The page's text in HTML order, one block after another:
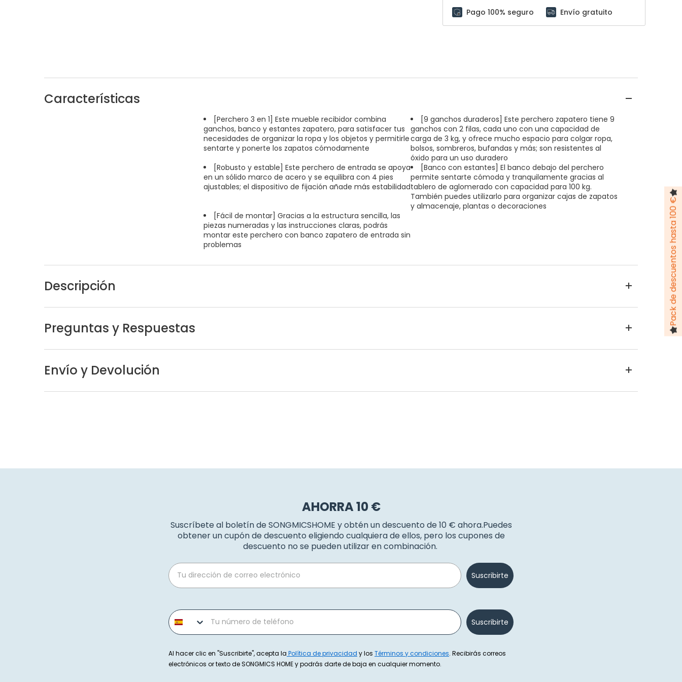
Pago 100% seguro
Envío gratuito
Características
[Perchero 3 en 1] Este mueble recibidor combina
ganchos, banco y estantes zapatero, para satisfacer tus
necesidades de organizar la ropa y los objetos y permitirle
sentarte y ponerte los zapatos cómodamente
[9 ganchos duraderos] Este perchero zapatero tiene 9
ganchos con 2 filas, cada uno con una capacidad de
carga de 3 kg, y ofrece mucho espacio para colgar ropa,
bolsos, sombreros, bufandas y más; son resistentes al
óxido para un uso duradero
[Robusto y estable] Este perchero de entrada se apoya
en un sólido marco de acero y se equilibra con 4 pies
ajustables; el dispositivo de fijación añade más estabilidad
[Banco con estantes] El banco debajo del perchero
permite sentarte cómoda y tranquilamente gracias al
tablero de aglomerado con capacidad para 100 kg.
También puedes utilizarlo para organizar cajas de zapatos
y almacenaje, plantas o decoraciones
[Fácil de montar] Gracias a la estructura sencilla, las
piezas numeradas y las instrucciones claras, podrás
montar este perchero con banco zapatero de entrada sin
problemas
Descripción
Preguntas y Respuestas
Envío y Devolución
AHORRA 10 €
Suscríbete al boletín de SONGMICSHOME y obtén un descuento de 10 € ahora.Puedes
obtener un cupón de descuento eligiendo cualquiera de ellos, pero los cupones de
descuento no se pueden utilizar en combinación.
Email
Suscribirte
Phone number
Suscribirte
Al hacer clic en "Suscribirte", acepta la Política de privacidad y los Términos y condiciones. Recibirás correos
electrónicos or texto de SONGMICS HOME y podrás darte de baja en cualquier momento.
Pack de descuentos hasta 100 €